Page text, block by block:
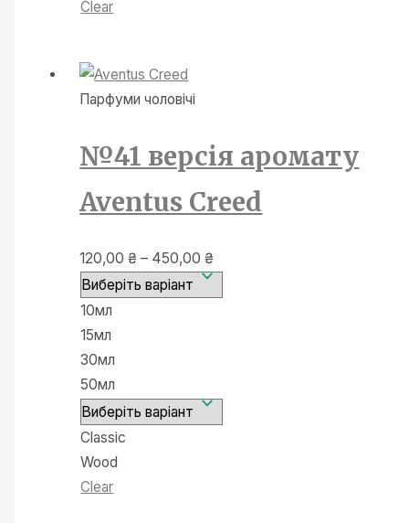
Clear
Парфуми чоловiчi
№41 версія аромату
Aventus Creed
120,00₴ – 450,00₴
10мл
15мл
30мл
50мл
Classic
Wood
Clear